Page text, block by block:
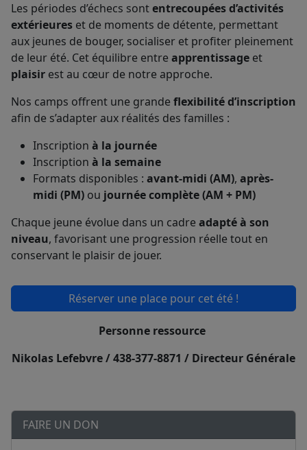
Les périodes d’échecs sontentrecoupées d’activités
extérieures et de moments de détente, permettant
aux jeunes de bouger, socialiser et profiter pleinement
de leur été. Cet équilibre entre apprentissage et
plaisir est au cœur de notre approche.
Nos camps offrent une grande flexibilité d’inscription
afin de s’adapter aux réalités des familles :
Inscription à la journée
Inscription à la semaine
Formats disponibles : avant-midi (AM), après-
midi (PM) ou journée complète (AM + PM)
Chaque jeune évolue dans un cadre adapté à son
niveau, favorisant une progression réelle tout en
conservant le plaisir de jouer.
Réserver une place pour cet été !
Personne ressource
Nikolas Lefebvre / 438-377-8871 / Directeur Générale
FAIRE UN DON